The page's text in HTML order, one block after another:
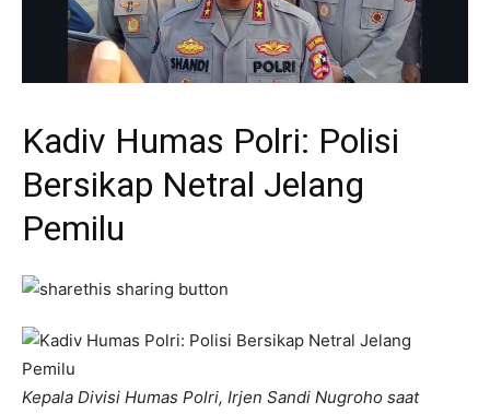
Kadiv Humas Polri: Polisi
Bersikap Netral Jelang
Pemilu
Kepala Divisi Humas Polri, Irjen Sandi Nugroho saat